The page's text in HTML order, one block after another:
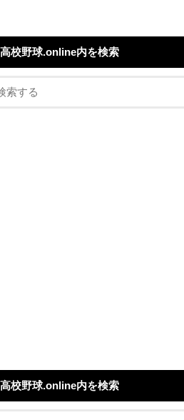
高校野球.online内を検索
高校野球.online内を検索